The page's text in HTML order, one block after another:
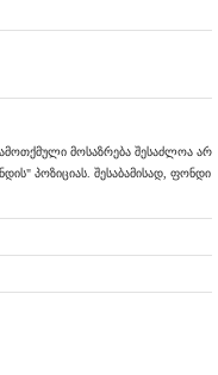
მოსაზრება შესაძლოა არ
პოზიციას. შესაბამისად, ფონდი